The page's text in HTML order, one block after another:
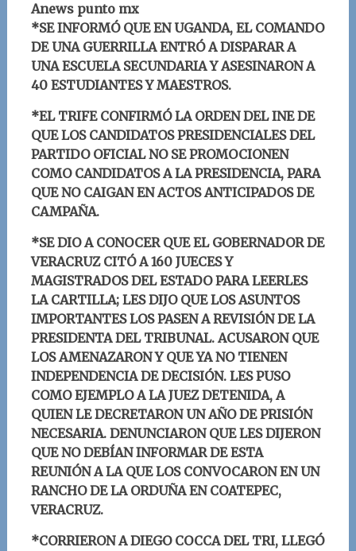
Anews punto mx
*SE INFORMÓ QUE EN UGANDA, EL COMANDO
DE UNA GUERRILLA ENTRÓ A DISPARAR A
UNA ESCUELA SECUNDARIA Y ASESINARON A
40 ESTUDIANTES Y MAESTROS.
*EL TRIFE CONFIRMÓ LA ORDEN DEL INE DE
QUE LOS CANDIDATOS PRESIDENCIALES DEL
PARTIDO OFICIAL NO SE PROMOCIONEN
COMO CANDIDATOS A LA PRESIDENCIA, PARA
QUE NO CAIGAN EN ACTOS ANTICIPADOS DE
CAMPAÑA.
*SE DIO A CONOCER QUE EL GOBERNADOR DE
VERACRUZ CITÓ A 160 JUECES Y
MAGISTRADOS DEL ESTADO PARA LEERLES
LA CARTILLA; LES DIJO QUE LOS ASUNTOS
IMPORTANTES LOS PASEN A REVISIÓN DE LA
PRESIDENTA DEL TRIBUNAL. ACUSARON QUE
LOS AMENAZARON Y QUE YA NO TIENEN
INDEPENDENCIA DE DECISIÓN. LES PUSO
COMO EJEMPLO A LA JUEZ DETENIDA, A
QUIEN LE DECRETARON UN AÑO DE PRISIÓN
NECESARIA. DENUNCIARON QUE LES DIJERON
QUE NO DEBÍAN INFORMAR DE ESTA
REUNIÓN A LA QUE LOS CONVOCARON EN UN
RANCHO DE LA ORDUÑA EN COATEPEC,
VERACRUZ.
*CORRIERON A DIEGO COCCA DEL TRI, LLEGÓ